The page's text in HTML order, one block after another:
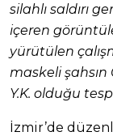
silahlı saldırı
içeren
yürütülen
maskeli şahsın
Y.K. olduğu
İzmir’de